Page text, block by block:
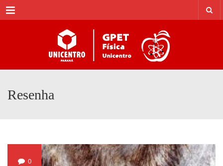
Menu
Resenha
0